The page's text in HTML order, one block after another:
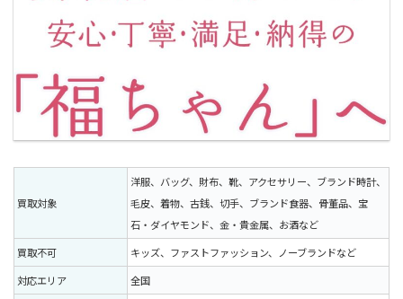
買取対象
洋服、バッグ、財布、靴、アクセサリー、ブランド時計、
毛皮、着物、古銭、切手、ブランド食器、骨董品、宝
石・ダイヤモンド、金・貴金属、お酒など
買取不可
キッズ、ファストファッション、ノーブランドなど
対応エリア
全国